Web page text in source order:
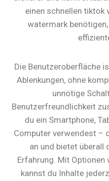
einen schnellen
watermark
Die Benutzeroberfläche
Ablenkungen, ohne
unnötige
Benutzerfreundlichkeit
du ein Smartphone,
Computer verwendest –
an und bietet überall
Erfahrung. Mit
kannst du Inhalte